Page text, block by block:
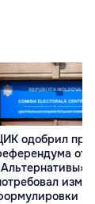
одобрил
от